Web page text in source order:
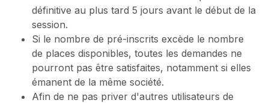
définitive au plus tard 5 jours avant le début de la
session.
Si le nombre de pré-inscrits excède le nombre
de places disponibles, toutes les demandes ne
pourront pas être satisfaites, notamment si elles
émanent de la même société.
Afin de ne pas priver d'autres utilisateurs de